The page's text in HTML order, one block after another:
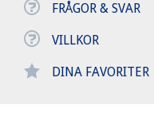
FRÅGOR & SVAR
VILLKOR
DINA FAVORITER